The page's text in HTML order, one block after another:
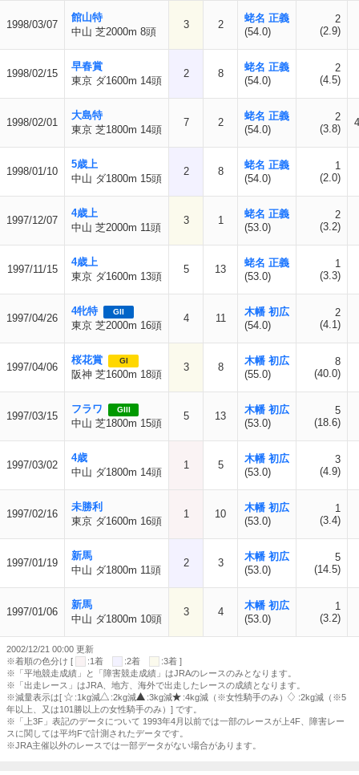
1998/03/07
館山特
中山 芝2000m 8頭
3 2
蛯名 正義
(54.0)
2
(2.9)
1998/02/15
早春賞
東京 ダ1600m 14頭
2 8
蛯名 正義
(54.0)
2
(4.5)
1998/02/01
大島特
東京 芝1800m 14頭
7 2
蛯名 正義
(54.0)
2
(3.8)
1998/01/10
5歳上
中山 ダ1800m 15頭
2 8
蛯名 正義
(54.0)
1
(2.0)
1997/12/07
4歳上
中山 芝2000m 11頭
3 1
蛯名 正義
(53.0)
2
(3.2)
1997/11/15
4歳上
東京 ダ1600m 13頭
5 13
蛯名 正義
(53.0)
1
(3.3)
1997/04/26
4牝特 GII
東京 芝2000m 16頭
4 11
木幡 初広
(54.0)
2
(4.1)
1997/04/06
桜花賞 GI
阪神 芝1600m 18頭
3 8
木幡 初広
(55.0)
8
(40.0)
1997/03/15
フラワ GIII
中山 芝1800m 15頭
5 13
木幡 初広
(53.0)
5
(18.6)
1997/03/02
4歳
中山 ダ1800m 14頭
1 5
木幡 初広
(53.0)
3
(4.9)
1997/02/16
未勝利
東京 ダ1600m 16頭
1 10
木幡 初広
(53.0)
1
(3.4)
1997/01/19
新馬
中山 ダ1800m 11頭
2 3
木幡 初広
(53.0)
5
(14.5)
1997/01/06
新馬
中山 ダ1800m 10頭
3 4
木幡 初広
(53.0)
1
(3.2)
2002/12/21 00:00 更新
※着順の色分け [
:1着 :2着
:3着 ]
※「平地競走成績」と「障害競走成績」はJRAのレースのみとなります。
※「出走レース」はJRA、地方、海外で出走したレースの成績となります。
※減量表示は[
:1kg減 :2kg減 :3kg減 :4kg減（※女性騎手のみ）
:2kg減（※5
年以上、又は101勝以上の女性騎手のみ）] です。
※「上3F」表記のデータについて 1993年4月以前では一部のレースが上4F、障害レー
スに関しては平均Fで計測されたデータです。
※JRA主催以外のレースでは一部データがない場合があります。